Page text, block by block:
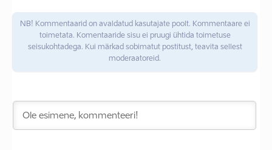
NB! Kommentaarid on avaldatud kasutajate poolt. Kommentaare ei
toimetata. Komentaaride sisu ei pruugi ühtida toimetuse
seisukohtadega. Kui märkad sobimatut postitust, teavita sellest
moderaatoreid.